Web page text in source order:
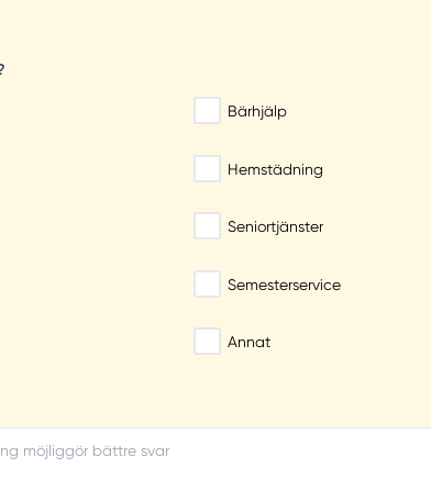
Bärhjälp
Hemstädning
Seniortjänster
Semesterservice
Annat